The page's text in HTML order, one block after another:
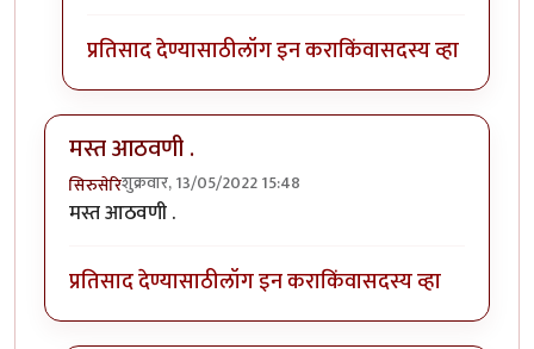
प्रतिसाद देण्यासाठीलॉग इन कराकिंवासदस्य व्हा
मस्त आठवणी .
सिरुसेरिशुक्रवार, 13/05/2022 15:48
मस्त आठवणी .
प्रतिसाद देण्यासाठीलॉग इन कराकिंवासदस्य व्हा